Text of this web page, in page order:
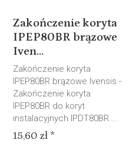
Zakończenie koryta
IPEP80BR brązowe
Iven...
Zakończenie koryta
IPEP80BR brązowe Ivensis -
Zakończenie koryta
IPEP80BR do koryt
instalacyjnych IPDT80BR....
15,60 zł *